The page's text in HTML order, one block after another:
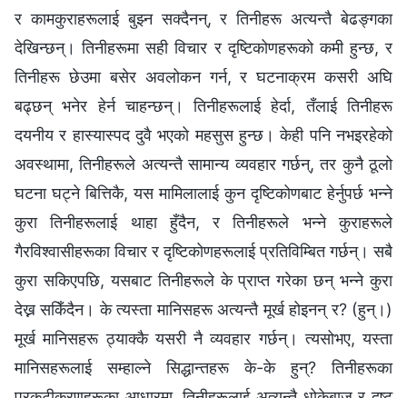
र कामकुराहरूलाई बुझ्न सक्दैनन्, र तिनीहरू अत्यन्तै बेढङ्गका
देखिन्छन्। तिनीहरूमा सही विचार र दृष्टिकोणहरूको कमी हुन्छ, र
तिनीहरू छेउमा बसेर अवलोकन गर्न, र घटनाक्रम कसरी अघि
बढ्छन् भनेर हेर्न चाहन्छन्। तिनीहरूलाई हेर्दा, तँलाई तिनीहरू
दयनीय र हास्यास्पद दुवै भएको महसुस हुन्छ। केही पनि नभइरहेको
अवस्थामा, तिनीहरूले अत्यन्तै सामान्य व्यवहार गर्छन्, तर कुनै ठूलो
घटना घट्ने बित्तिकै, यस मामिलालाई कुन दृष्टिकोणबाट हेर्नुपर्छ भन्ने
कुरा तिनीहरूलाई थाहा हुँदैन, र तिनीहरूले भन्ने कुराहरूले
गैरविश्‍वासीहरूका विचार र दृष्टिकोणहरूलाई प्रतिविम्बित गर्छन्। सबै
कुरा सकिएपछि, यसबाट तिनीहरूले के प्राप्त गरेका छन् भन्ने कुरा
देख्न सकिँदैन। के त्यस्ता मानिसहरू अत्यन्तै मूर्ख होइनन् र? (हुन्।)
मूर्ख मानिसहरू ठ्याक्कै यसरी नै व्यवहार गर्छन्। त्यसोभए, यस्ता
मानिसहरूलाई सम्हाल्ने सिद्धान्तहरू के-के हुन्? तिनीहरूका